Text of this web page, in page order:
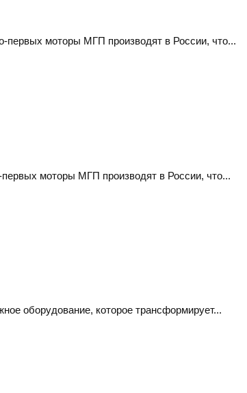
моторы МГП производят в России, что...
моторы МГП производят в России, что...
оборудование, которое трансформирует...